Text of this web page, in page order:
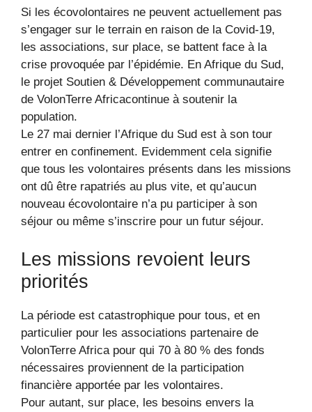
Si les écovolontaires ne peuvent actuellement pas
s’engager sur le terrain en raison de la Covid-19,
les associations, sur place, se battent face à la
crise provoquée par l’épidémie. En Afrique du Sud,
le projet Soutien & Développement communautaire
de VolonTerre Africacontinue à soutenir la
population.
Le 27 mai dernier l’Afrique du Sud est à son tour
entrer en confinement. Evidemment cela signifie
que tous les volontaires présents dans les missions
ont dû être rapatriés au plus vite, et qu’aucun
nouveau écovolontaire n’a pu participer à son
séjour ou même s’inscrire pour un futur séjour.
Les missions revoient leurs
priorités
La période est catastrophique pour tous, et en
particulier pour les associations partenaire de
VolonTerre Africa pour qui 70 à 80 % des fonds
nécessaires proviennent de la participation
financière apportée par les volontaires.
Pour autant, sur place, les besoins envers la